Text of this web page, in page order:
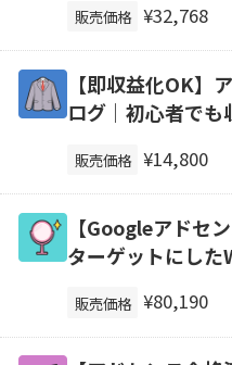
販売価格 ¥32,768
【即収益化OK】
ログ｜初心者でも
販売価格 ¥14,800
【Googleアドセ
ターゲットにした
販売価格 ¥80,190